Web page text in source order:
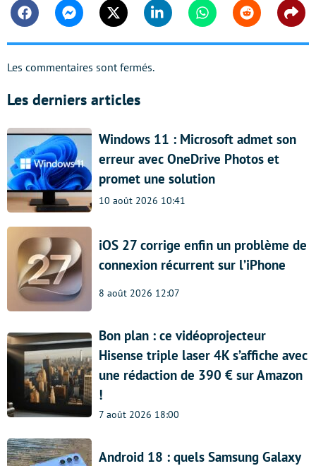
FacebookMessengerTwitter Linkedin WhatsappReddit
Les commentaires sont fermés.
Les derniers articles
Windows 11 : Microsoft admet son
erreur avec OneDrive Photos et
promet une solution
10 août 2026 10:41
iOS 27 corrige enfin un problème de
connexion récurrent sur l’iPhone
8 août 2026 12:07
Bon plan : ce vidéoprojecteur
Hisense triple laser 4K s’affiche avec
une rédaction de 390 € sur Amazon
!
7 août 2026 18:00
Android 18 : quels Samsung Galaxy